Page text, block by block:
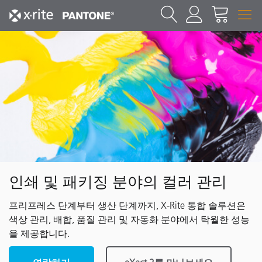
인쇄 및 패키징 분야의 컬러 관리
프리프레스 단계부터 생산 단계까지, X-Rite 통합 솔루션은
색상 관리, 배합, 품질 관리 및 자동화 분야에서 탁월한 성능
을 제공합니다.